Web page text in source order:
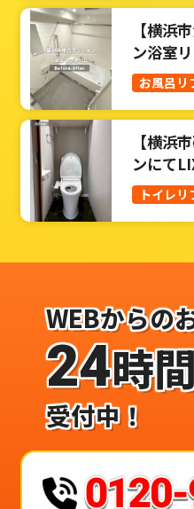
【横浜
ン浴室
お風呂リ
【横浜
ンにて
トイレ
トイレ
WEBからの
24時
受付中！